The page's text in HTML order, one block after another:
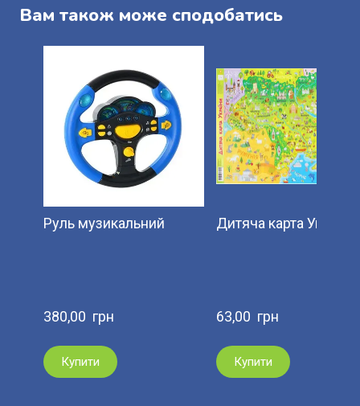
Вам також може сподобатись
Руль музикальний
380,00  грн
Купити
Дитяча карта України
63,00  грн
Купити